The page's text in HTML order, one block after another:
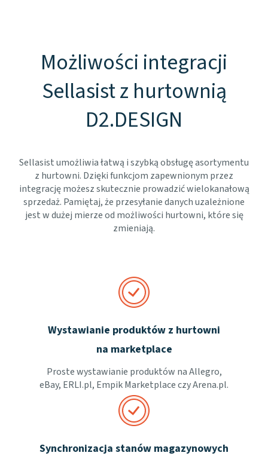
Możliwości integracji
Sellasist z hurtownią
D2.DESIGN
Sellasist umożliwia łatwą i szybką obsługę asortymentu
z hurtowni. Dzięki funkcjom zapewnionym przez
integrację możesz skutecznie prowadzić wielokanałową
sprzedaż. Pamiętaj, że przesyłanie danych uzależnione
jest w dużej mierze od możliwości hurtowni, które się
zmieniają.
Wystawianie produktów z hurtowni
na marketplace
Proste wystawianie produktów na Allegro,
eBay, ERLI.pl, Empik Marketplace czy Arena.pl.
Synchronizacja stanów magazynowych